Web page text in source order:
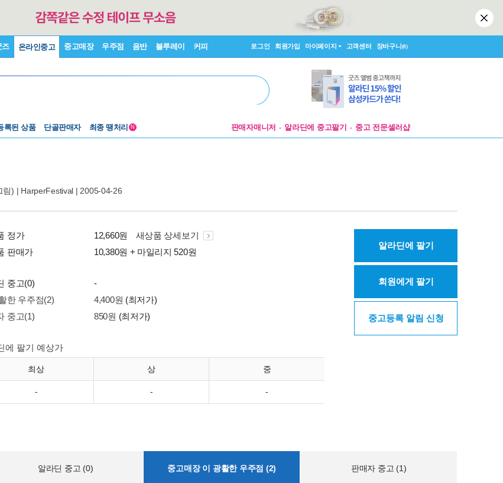
즈 온라인중고 중고매장 우주점 음반 블루레이 커피 로그인 회원가입 마이페이지 고객센터 장바구니(0)
록된 상품 단골판매자 최종 땡처리 N 판매자매니저 알라딘에 중고팔기 중고 전문셀러샵
림) | HarperFestival | 2005-04-26
정가 12,660원
새상품 상세보기
판매가
10,380원 + 마일리지 520원
중고(0)
-
한 우주점(2)
4,400원 (최저가)
중고(1)
850원 (최저가)
에 팔기 예상가
최상 상 중
- - -
알라딘에 팔기
회원에게 팔기
중고등록 알림 신청
알라딘 중고 (0) 중고매장 이 광활한 우주점 (2) 판매자 중고 (1)